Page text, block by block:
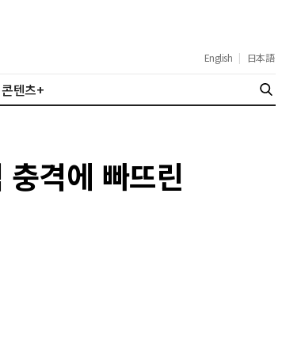
English | 日本語
콘텐츠+
격에 빠뜨린